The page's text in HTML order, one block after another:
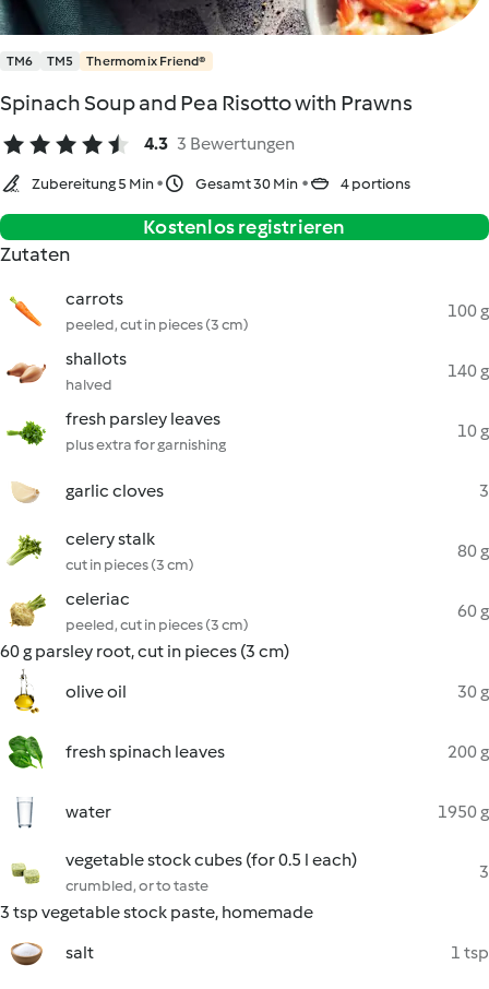
TM6 TM5 Thermomix Friend®
Spinach Soup and Pea Risotto with Prawns
4.3 3 Bewertungen
Zubereitung 5 Min Gesamt 30 Min 4 portions
Kostenlos registrieren
Zutaten
carrots
peeled, cut in pieces (3 cm)
100 g
shallots
halved
140 g
fresh parsley leaves
plus extra for garnishing
10 g
garlic cloves 3
celery stalk
cut in pieces (3 cm)
80 g
celeriac
peeled, cut in pieces (3 cm)
60 g
60 g parsley root, cut in pieces (3 cm)
olive oil
30 g
fresh spinach leaves 200 g
water 1950 g
vegetable stock cubes (for 0.5 l each)
crumbled, or to taste
3
3 tsp vegetable stock paste, homemade
salt
1 tsp